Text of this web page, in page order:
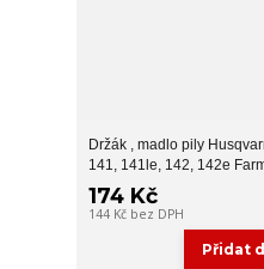
Držák , madlo pily
141, 141le, 142, 142e
174 Kč
144 Kč bez DPH
Přidat